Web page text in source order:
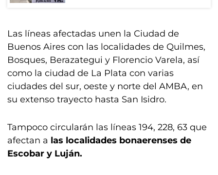
Las líneas afectadas unen la Ciudad de
Buenos Aires con las localidades de Quilmes,
Bosques, Berazategui y Florencio Varela, así
como la ciudad de La Plata con varias
ciudades del sur, oeste y norte del AMBA, en
su extenso trayecto hasta San Isidro.
Tampoco circularán las líneas 194, 228, 63 que
afectan a las localidades bonaerenses de
Escobar y Luján.